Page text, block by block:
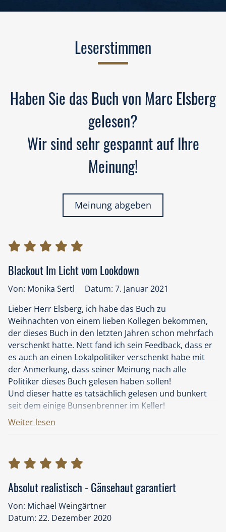
Leserstimmen
Haben Sie das Buch von Marc Elsberg
gelesen?
Wir sind sehr gespannt auf Ihre
Meinung!
Meinung abgeben
Blackout Im Licht vom Lookdown
Von: Monika Sertl
Datum: 7. Januar 2021
Lieber Herr Elsberg, ich habe das Buch zu
Weihnachten von einem lieben Kollegen bekommen,
der dieses Buch in den letzten Jahren schon mehrfach
verschenkt hatte. Nett fand ich sein Feedback, dass er
es auch an einen Lokalpolitiker verschenkt habe mit
der Anmerkung, dass seiner Meinung nach alle
Politiker dieses Buch gelesen haben sollen!
Und dieser hatte es tatsächlich gelesen und bunkert
seit dem einige Bunsenbrenner im Keller!
Nun habe ich es im Lookdown 2020/2021
verschlungen. Wenn man so ein Buch in einer Zeit, in
Internet und die notwendigen Einkaufsmöglichkeien
auf das Thema. Uns geht es im Lookdown immer noch
sehr gut, es könnte viel schlimmer sein.
Aber: ich glaube nicht, dass man schon nach 8 Tagen
Weiter lesen
Absolut realistisch - Gänsehaut garantiert
Von: Michael Weingärtner
Datum: 22. Dezember 2020